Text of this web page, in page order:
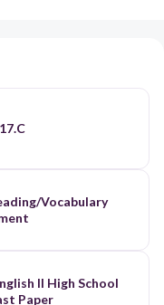
Vocabulary
II High School
Paper